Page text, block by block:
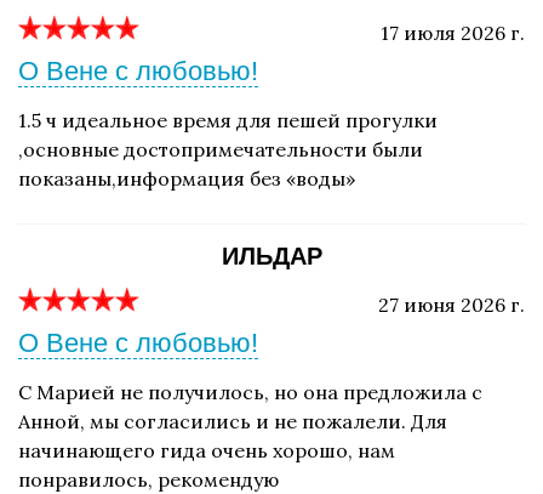
17 июля 2026 г.
О Вене с любовью!
1.5 ч идеальное время для пешей прогулки
,основные достопримечательности были
показаны,информация без «воды»
ИЛЬДАР
27 июня 2026 г.
О Вене с любовью!
С Марией не получилось, но она предложила с
Анной, мы согласились и не пожалели. Для
начинающего гида очень хорошо, нам
понравилось, рекомендую